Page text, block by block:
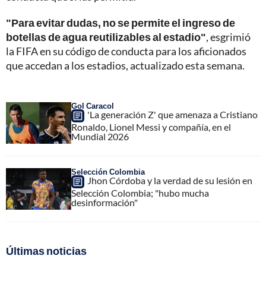
"Para evitar dudas, no se permite el ingreso de
botellas de agua reutilizables al estadio", esgrimió
la FIFA en su código de conducta para los aficionados
que accedan a los estadios, actualizado esta semana.
Gol Caracol
'La generación Z' que amenaza a Cristiano
Ronaldo, Lionel Messi y compañía, en el
Mundial 2026
Selección Colombia
Jhon Córdoba y la verdad de su lesión en
Selección Colombia; "hubo mucha
desinformación"
Últimas noticias